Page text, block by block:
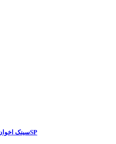
سینک اخوان کد 163SP